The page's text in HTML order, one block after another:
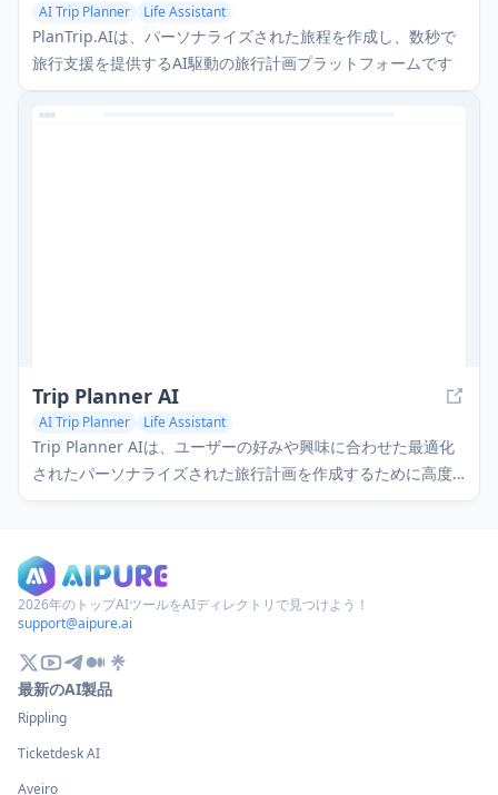
AI Trip Planner Life Assistant
PlanTrip.AIは、パーソナライズされた旅程を作成し、数秒で
旅行支援を提供するAI駆動の旅行計画プラットフォームです
Trip Planner AI
AI Trip Planner Life Assistant
Trip Planner AIは、ユーザーの好みや興味に合わせた最適化
されたパーソナライズされた旅行計画を作成するために高度
なAIを使用する無料のカスタマイズ可能な旅行旅程アプリで
2026年のトップAIツールをAIディレクトリで見つけよう！
support@aipure.ai
最新のAI製品
Rippling
Ticketdesk AI
Aveiro